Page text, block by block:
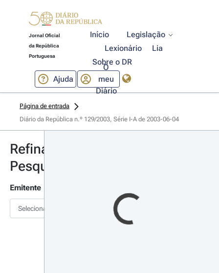
Jornal Oficial
da República
Portuguesa
Início
Legislação
Lexionário
Lia
Sobre o DR
Ajuda
O
meu
Diário
Página de entrada
Diário da República n.º 129/2003, Série I-A de 2003-06-04
Refinar
Pesquisa
Emitente
Selecionar